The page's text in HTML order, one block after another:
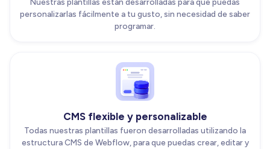
Nuestras plantillas están desarrolladas para que puedas
personalizarlas fácilmente a tu gusto, sin necesidad de saber
programar.
CMS flexible y personalizable
Todas nuestras plantillas fueron desarrolladas utilizando la
estructura CMS de Webflow, para que puedas crear, editar y